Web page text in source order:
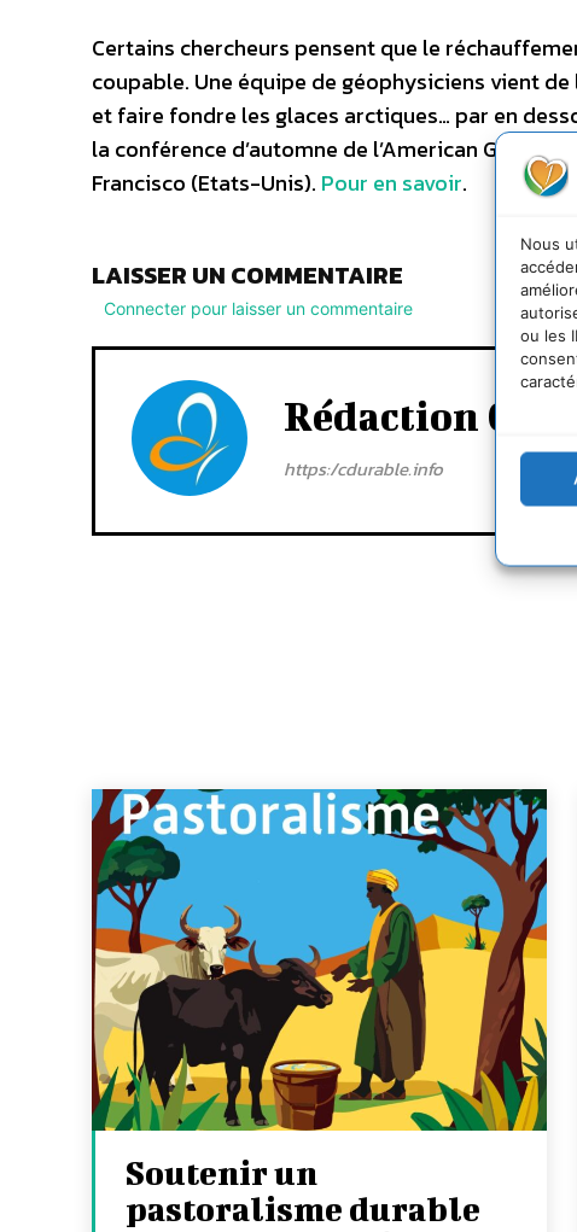
Nous
ou les
Certains chercheurs pensent que le
coupable. Une équipe de géophysiciens vient
et faire fondre les glaces arctiques… par en
la conférence d’automne de l’American
Francisco (Etats-Unis). Pour en savoir.
LAISSER UN COMMENTAIRE
Connecter pour laisser un commentaire
Rédaction
https:/cdurable.info
Soutenir un
pastoralisme durable